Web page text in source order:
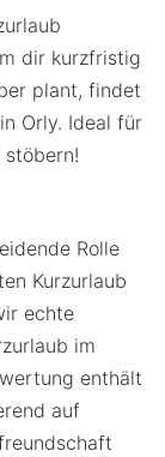
dir kurzfristig
plant, findet
Orly. Ideal für
stöbern!
Rolle
Kurzurlaub
echte
im
enthält
auf